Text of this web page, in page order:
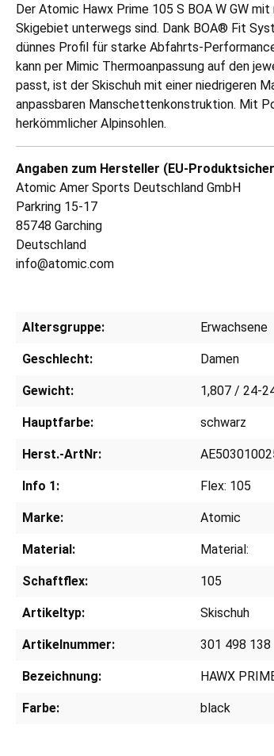
Der Atomic Hawx Prime 105 S BOA W GW
Skigebiet unterwegs sind. Dank BOA® Fit
dünnes Profil für starke Abfahrts-
kann per Mimic Thermoanpassung auf den
passt, ist der Skischuh mit einer niedrigeren
anpassbaren Manschettenkonstruktion. Mit
herkömmlicher Alpinsohlen.
Angaben zum Hersteller (EU-
Atomic Amer Sports Deutschland GmbH
Parkring 15-17
85748 Garching
Deutschland
info@atomic.com
Altersgruppe: Erwachsene
Geschlecht: Damen
Gewicht: 1,807 / 24-
Hauptfarbe: schwarz
Herst.-ArtNr:
Info 1: Flex: 105
Marke: Atomic
Material: Material:
Schaftflex: 105
Artikeltyp: Skischuh
Artikelnummer: 301 498 138
Bezeichnung: HAWX
Farbe: black